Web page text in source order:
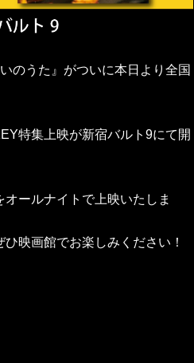
のうた』がついに本日より全国
特集上映が新宿バルト9にて開
ールナイトで上映いたしま
映画館でお楽しみください！